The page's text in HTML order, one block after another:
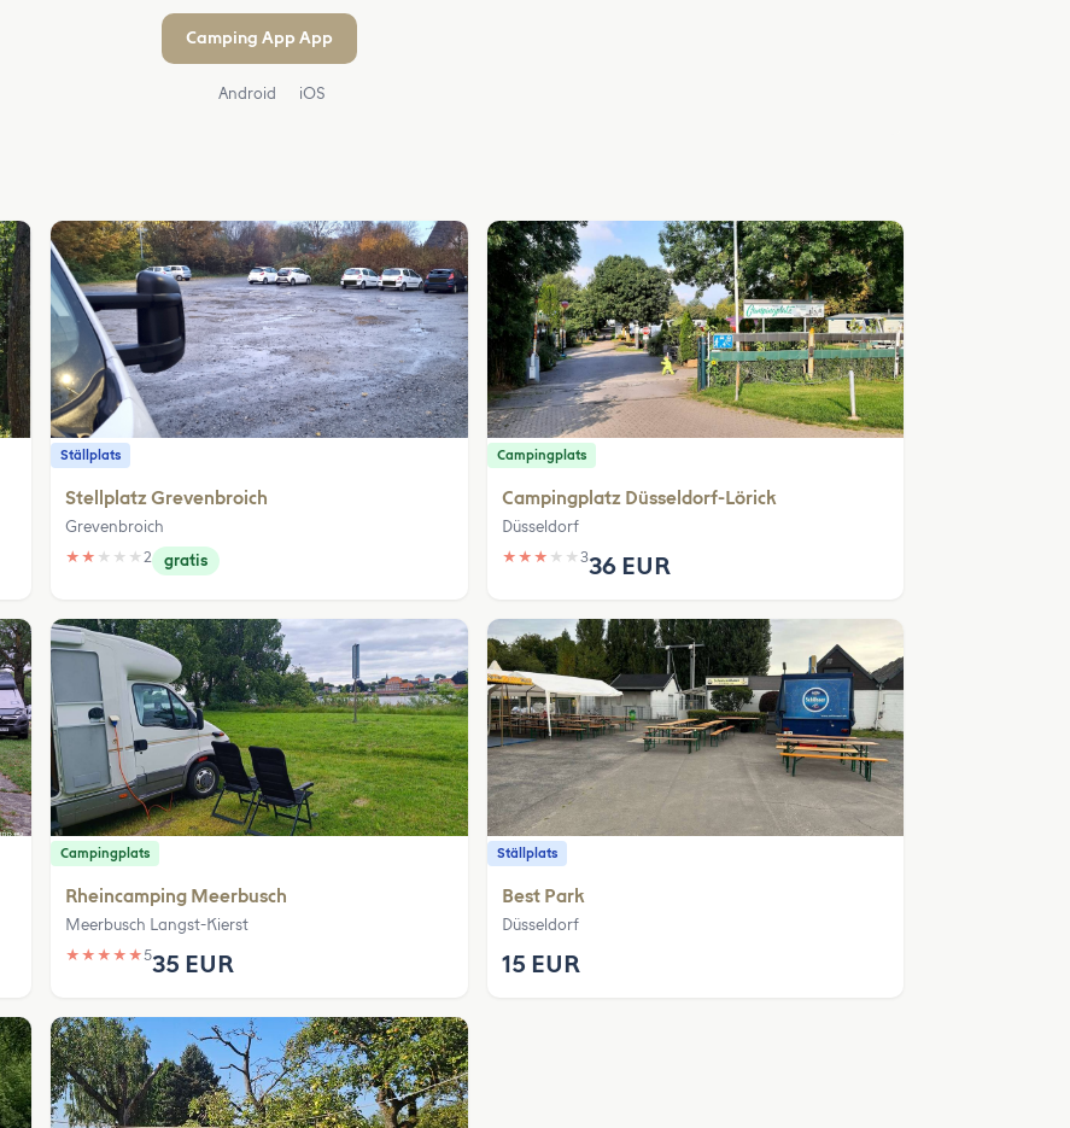
Camping App App
Android iOS
Ställplats
Stellplatz Grevenbroich
Grevenbroich
★ ★ ★ ★ ★2 gratis
Campingplats
Campingplatz Düsseldorf-Lörick
Düsseldorf
★ ★ ★ ★ ★ 336 EUR
Campingplats
Rheincamping Meerbusch
Meerbusch Langst-Kierst
★ ★ ★ ★ ★535 EUR
Ställplats
Best Park
Düsseldorf
15 EUR